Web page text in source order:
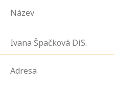
Název
Ivana Špačková DiS.
Adresa